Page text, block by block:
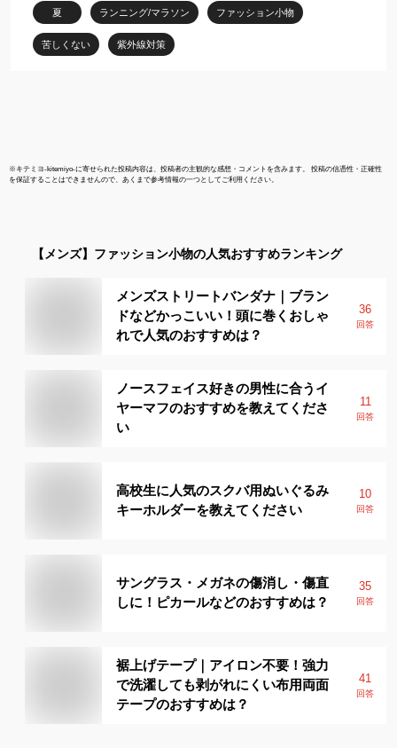
用的 テニス ゴルフ 釣り
夏 ランニング/マラソン ファッション小物
苦しくない 紫外線対策
※キテミヨ-kitemiyo-に寄せられた投稿内容は、投稿者の主観的な感想・コメントを含みます。 投稿の信憑性・正確性
を保証することはできませんので、あくまで参考情報の一つとしてご利用ください。
【メンズ】 ファッション小物の人気おすすめランキング
メンズストリートバンダナ｜ブラン
ドなどかっこいい！頭に巻くおしゃ
れで人気のおすすめは？
36
回答
ノースフェイス好きの男性に合うイ
ヤーマフのおすすめを教えてくださ
い
11
回答
高校生に人気のスクバ用ぬいぐるみ
キーホルダーを教えてください
10
回答
サングラス・メガネの傷消し・傷直
しに！ピカールなどのおすすめは？
35
回答
裾上げテープ｜アイロン不要！強力
で洗濯しても剥がれにくい布用両面
テープのおすすめは？
41
回答